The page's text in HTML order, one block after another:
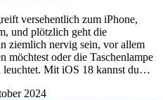
versehentlich zum iPhone,
und plötzlich geht die
ziemlich nervig sein, vor allem
möchtest oder die Taschenlampe
leuchtet. Mit iOS 18 kannst du…
2024